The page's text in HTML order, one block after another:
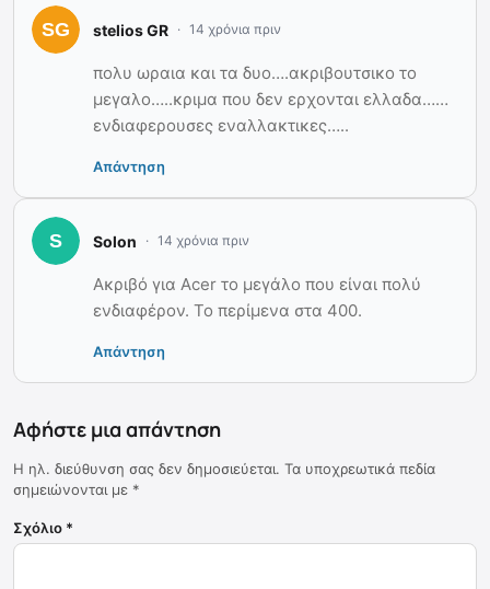
stelios GR 14 χρόνια πριν
πολυ ωραια και τα δυο….ακριβουτσικο το
μεγαλο…..κριμα που δεν ερχονται ελλαδα……
ενδιαφερουσες εναλλακτικες…..
Απάντηση
Solon 14 χρόνια πριν
Ακριβό για Acer το μεγάλο που είναι πολύ
ενδιαφέρον. Το περίμενα στα 400.
Απάντηση
Αφήστε μια απάντηση
Η ηλ. διεύθυνση σας δεν δημοσιεύεται. Τα υποχρεωτικά πεδία
σημειώνονται με *
Σχόλιο *